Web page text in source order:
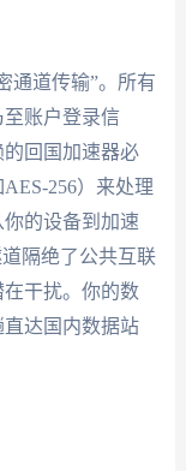
通道传输”。所有
账户登录信
回国加速器必
256）来处理
的设备到加速
隔绝了公共互联
干扰。你的数
达国内数据站